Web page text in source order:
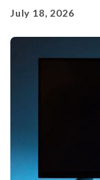
July 18, 2026